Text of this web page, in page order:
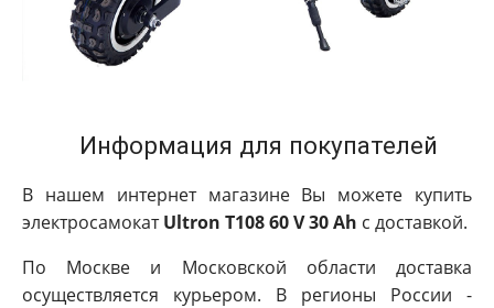
Информация для покупателей
В нашем интернет магазине Вы можете купить
электросамокатUltron T108 60 V 30 Ah с доставкой.
По Москве и Московской области доставка
осуществляется курьером. В регионы России -